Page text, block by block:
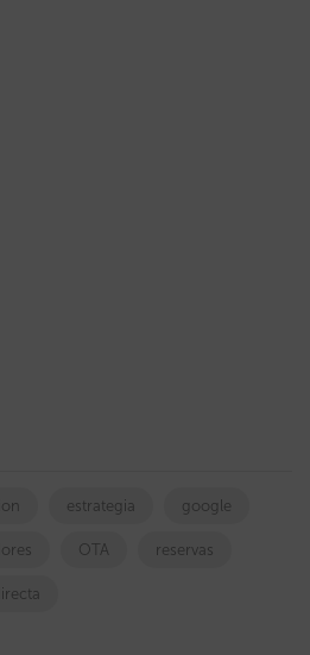
estrategia google
OTA reservas